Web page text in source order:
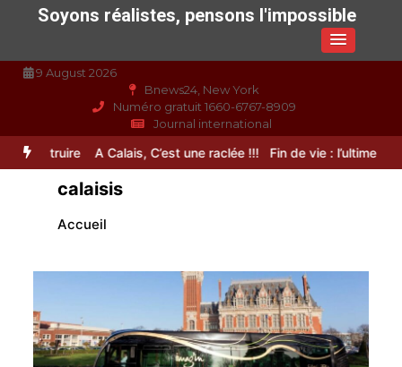
Soyons réalistes, pensons l'impossible
9 August 2026
Bnews24, New York
Numéro gratuit 1660-6767-8909
Journal international
A Calais, C’est une raclée !!! Fin de vie : l’ultime liberté…
calaisis
Accueil